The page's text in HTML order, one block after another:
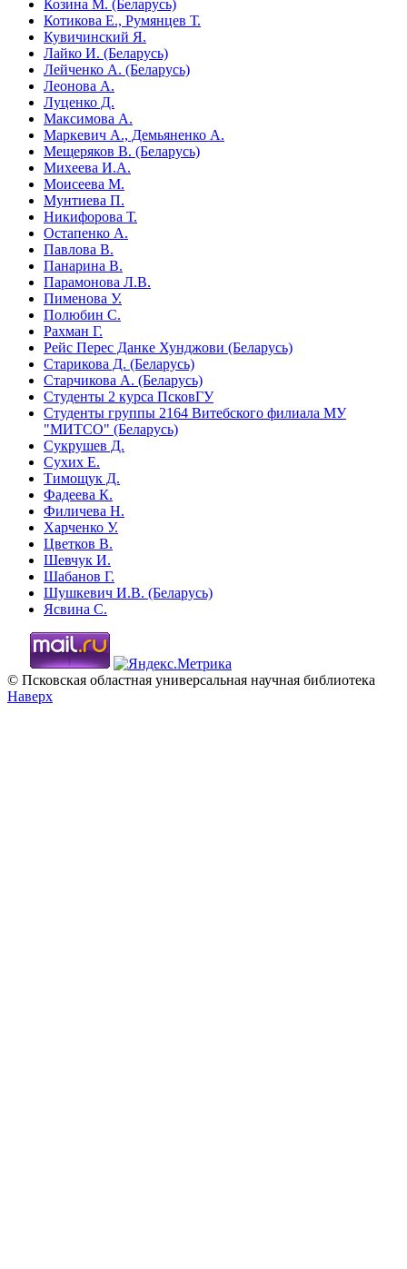
Козина М. (Беларусь)
Котикова Е., Румянцев Т.
Кувичинский Я.
Лайко И. (Беларусь)
Лейченко А. (Беларусь)
Леонова А.
Луценко Д.
Максимова А.
Маркевич А., Демьяненко А.
Мещеряков В. (Беларусь)
Михеева И.А.
Моисеева М.
Мунтиева П.
Никифорова Т.
Остапенко А.
Павлова В.
Панарина В.
Парамонова Л.В.
Пименова У.
Полюбин С.
Рахман Г.
Рейс Перес Данке Хунджови (Беларусь)
Старикова Д. (Беларусь)
Старчикова А. (Беларусь)
Студенты 2 курса ПсковГУ
Студенты группы 2164 Витебского филиала МУ
"МИТСО" (Беларусь)
Сукрушев Д.
Сухих Е.
Тимощук Д.
Фадеева К.
Филичева Н.
Харченко У.
Цветков В.
Шевчук И.
Шабанов Г.
Шушкевич И.В. (Беларусь)
Ясвина С.
© Псковская областная универсальная научная библиотека
Наверх